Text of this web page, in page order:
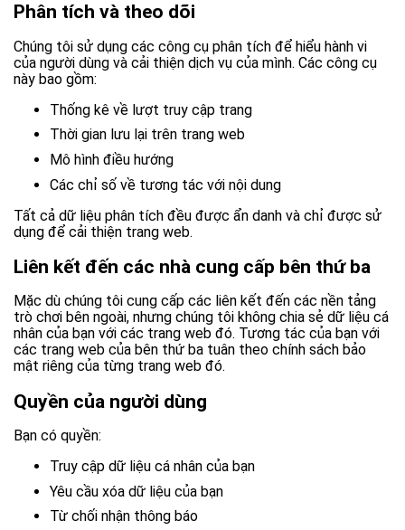
Phân tích và theo dõi
Chúng tôi sử dụng các công cụ phân tích để hiểu hành vi
của người dùng và cải thiện dịch vụ của mình. Các công cụ
này bao gồm:
Thống kê về lượt truy cập trang
Thời gian lưu lại trên trang web
Mô hình điều hướng
Các chỉ số về tương tác với nội dung
Tất cả dữ liệu phân tích đều được ẩn danh và chỉ được sử
dụng để cải thiện trang web.
Liên kết đến các nhà cung cấp bên thứ ba
Mặc dù chúng tôi cung cấp các liên kết đến các nền tảng
trò chơi bên ngoài, nhưng chúng tôi không chia sẻ dữ liệu cá
nhân của bạn với các trang web đó. Tương tác của bạn với
các trang web của bên thứ ba tuân theo chính sách bảo
mật riêng của từng trang web đó.
Quyền của người dùng
Bạn có quyền:
Truy cập dữ liệu cá nhân của bạn
Yêu cầu xóa dữ liệu của bạn
Từ chối nhận thông báo